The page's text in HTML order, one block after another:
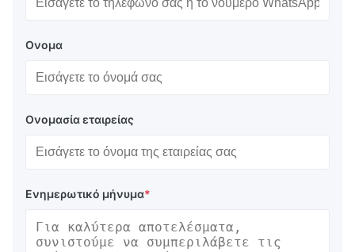
Ονομα
Ονομασία εταιρείας
Ενημερωτικό μήνυμα*